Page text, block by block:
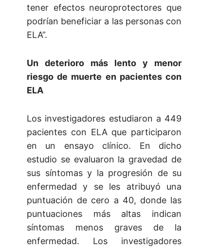
tener efectos neuroprotectores que
podrían beneficiar a las personas con
ELA”.
Un deterioro más lento y menor
riesgo de muerte en pacientes con
ELA
Los investigadores estudiaron a 449
pacientes con ELA que participaron
en un ensayo clínico. En dicho
estudio se evaluaron la gravedad de
sus síntomas y la progresión de su
enfermedad y se les atribuyó una
puntuación de cero a 40, donde las
puntuaciones más altas indican
síntomas menos graves de la
enfermedad. Los investigadores